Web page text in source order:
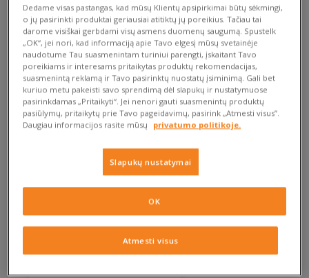
apsisaugoti nuo nesėkmingo apsipirkimo? Žinoma! Turime
Tau keletą patarimų, dėl kurių gali lengvai atskirti tikrą Reebok
nuo padirbtų.
Dedame visas pastangas, kad mūsų Klientų apsipirkimai būtų sėkmingi,
o jų pasirinkti produktai geriausiai atitiktų jų poreikius. Tačiau tai
darome visiškai gerbdami visų asmens duomenų saugumą. Spustelk
„OK“, jei nori, kad informaciją apie Tavo elgesį mūsų svetainėje
naudotume Tau suasmenintam turiniui parengti, įskaitant Tavo
poreikiams ir interesams pritaikytas produktų rekomendacijas,
suasmenintą reklamą ir Tavo pasirinktų nuostatų įsiminimą. Gali bet
kuriuo metu pakeisti savo sprendimą dėl slapukų ir nustatymuose
pasirinkdamas „Pritaikyti“. Jei nenori gauti suasmenintų produktų
pasiūlymų, pritaikytų prie Tavo pageidavimų, pasirink „Atmesti visus”.
Daugiau informacijos rasite mūsų
privatumo politikoje.
Slapukų nustatymai
Atmesti visus
OK